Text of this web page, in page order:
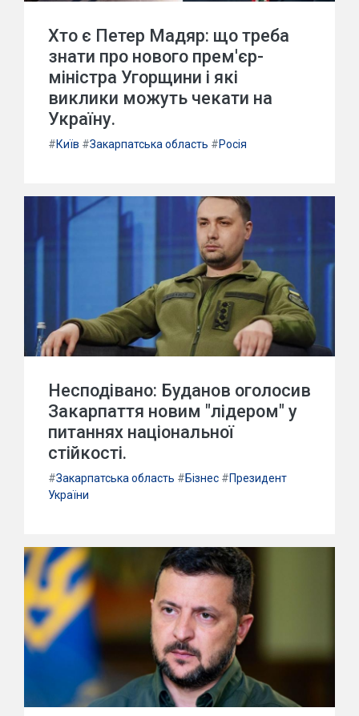
Хто є Петер Мадяр: що треба
знати про нового прем'єр-
міністра Угорщини і які
виклики можуть чекати на
Україну.
#Київ #Закарпатська область #Росія
Несподівано: Буданов оголосив
Закарпаття новим "лідером" у
питаннях національної
стійкості.
#Закарпатська область #Бізнес #Президент
України